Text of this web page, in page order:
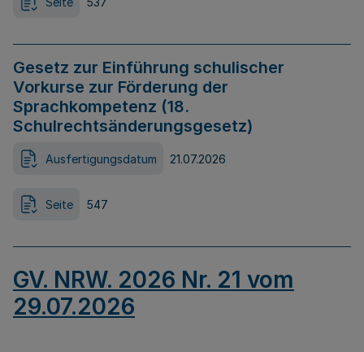
Gesetz zur Einführung schulischer
Vorkurse zur Förderung der
Sprachkompetenz (18.
Schulrechtsänderungsgesetz)
Ausfertigungsdatum 21.07.2026
Seite 547
GV. NRW. 2026 Nr. 21 vom
29.07.2026